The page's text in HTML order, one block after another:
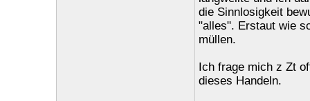
die Sinnlosigkeit
"alles". Erstaut wie
müllen.
Ich frage mich z Zt
dieses Handeln.